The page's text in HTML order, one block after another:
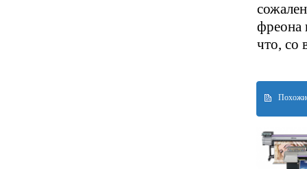
фреона
что, со